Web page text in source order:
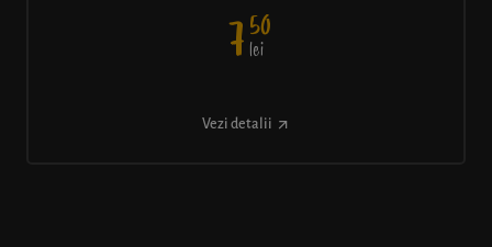
750
lei
Vezi detalii